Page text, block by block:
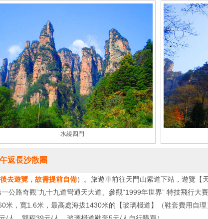
水繞四門
返長沙散團
去遊覽，故需提前自備）。旅遊車前往天門山索道下站，遊覽【
公路奇觀”九十九道彎通天大道、參觀“1999年世界” 特技飛行大
米，寬1.6米，最高處海拔1430米的【玻璃棧道】（鞋套費用自